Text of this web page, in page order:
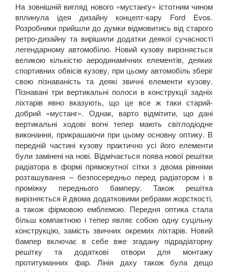
На зовнішній вигляд нового «мустангу» істотним чином
вплинула ідея дизайну концепт-кару Ford Evos.
Розробники прийшли до думки відмовитись від старого
ретро-дизайну та вирішили додатки деякої сучасності
легендарному автомобілю. Новий кузову вирізняється
великою кількістю аеродинамічних елементів, деяких
спортивних обвісів кузову, при цьому автомобіль зберіг
свою пізнаваність та деякі звичні елементи кузову.
Пізнавані три вертикальні полоси в конструкції задніх
ліхтарів явно вказують, що це все ж таки старий-
добрий «мустанг». Однак, варто відмітити, що дані
вертикальні ходові вогні тепер мають світлодіодне
виконання, прикрашаючи при цьому основну оптику. В
передній частині кузову практично усі його елементи
були замінені на нові. Відмічається поява нової решітки
радіатора в формі прямокутної сітки з двома рівнями
розташування – безпосередньо перед радіатором і в
проміжку переднього бамперу. Також решітка
вирізняється й двома додатковими ребрами жорсткості,
а також фірмовою емблемою. Передня оптика стала
більш компактною і тепер являє собою одну суцільну
конструкцію, замість звичних окремих ліхтарів. Новий
бампер включає в себе вже згадану підрадіаторну
решітку та додаткові отвори для монтажу
протитуманних фар. Лінія даху також була дещо